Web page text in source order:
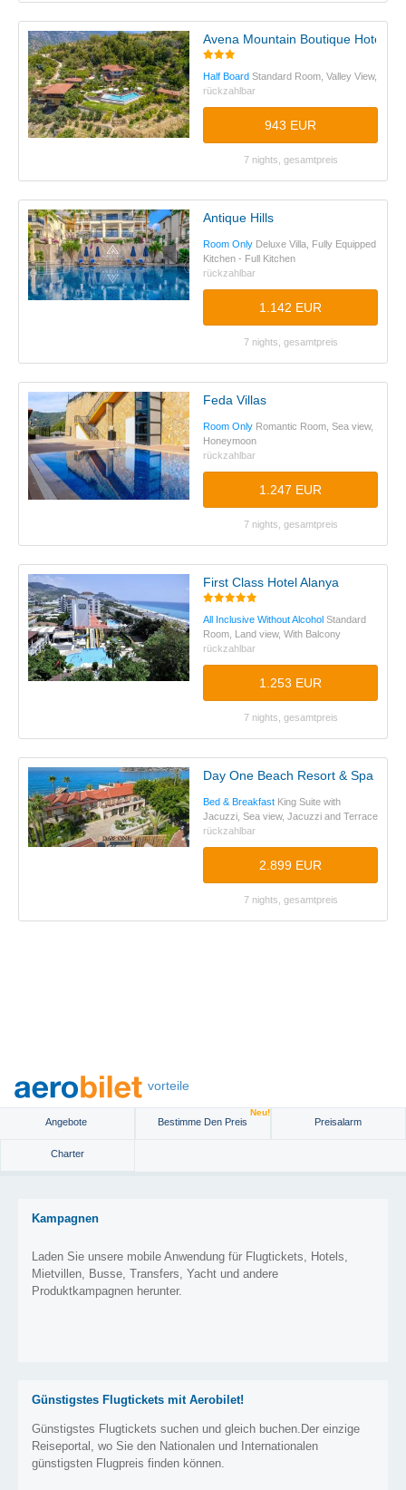
Avena Mountain Boutique Hotel+16
Half Board Standard Room, Valley View,
rückzahlbar
943 EUR
7 nights, gesamtpreis
Antique Hills
Room Only Deluxe Villa, Fully Equipped
Kitchen - Full Kitchen
rückzahlbar
1.142 EUR
7 nights, gesamtpreis
Feda Villas
Room Only Romantic Room, Sea view,
Honeymoon
rückzahlbar
1.247 EUR
7 nights, gesamtpreis
First Class Hotel Alanya
All Inclusive Without Alcohol Standard
Room, Land view, With Balcony
rückzahlbar
1.253 EUR
7 nights, gesamtpreis
Day One Beach Resort & Spa
Bed & Breakfast King Suite with
Jacuzzi, Sea view, Jacuzzi and Terrace
rückzahlbar
2.899 EUR
7 nights, gesamtpreis
vorteile
Angebote Bestimme Den Preis
Neu!
Preisalarm
Charter
Kampagnen
Laden Sie unsere mobile Anwendung für Flugtickets, Hotels,
Mietvillen, Busse, Transfers, Yacht und andere
Produktkampagnen herunter.
Günstigstes Flugtickets mit Aerobilet!
Günstigstes Flugtickets suchen und gleich buchen.Der einzige
Reiseportal, wo Sie den Nationalen und Internationalen
günstigsten Flugpreis finden können.